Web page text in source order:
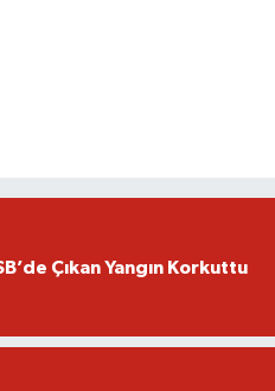
Çıkan Yangın Korkuttu